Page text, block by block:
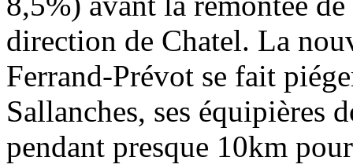
direction de Chatel. La
Ferrand-Prévot se fait
Sallanches, ses équipières
pendant presque 10km